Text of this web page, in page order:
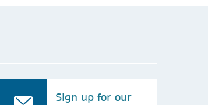
Sign up for our